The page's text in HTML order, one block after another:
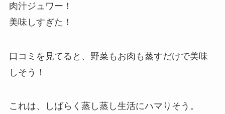
肉汁ジュワー！
美味しすぎた！
口コミを見てると、野菜もお肉も蒸すだけで美味
しそう！
これは、しばらく蒸し蒸し生活にハマりそう。